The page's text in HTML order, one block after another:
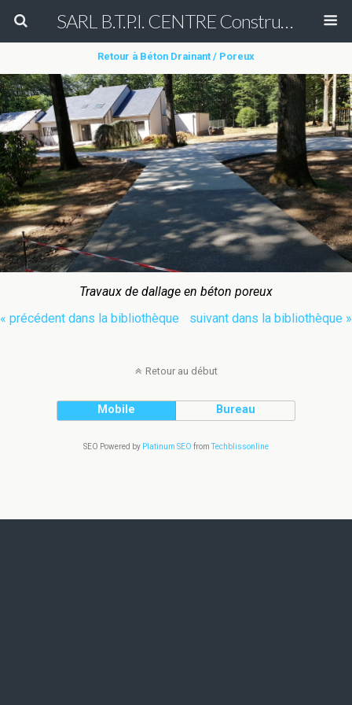
SARL B.T.P.I. CENTRE Construction et Rénovation de court de tennis en béton poreux Peinture entretien réparation nettoyage démoussage de terrain de tennis & Aménagement des allées de cimetière en béton poreux (béton drainant)
Retour à Béton Drainant / Poreux
Travaux de dallage en béton poreux
« précédent dans la bibliothèque
suivant dans la bibliothèque »
Retour au début
Mobile Bureau
SEO Powered by Platinum SEO fromTechblissonline